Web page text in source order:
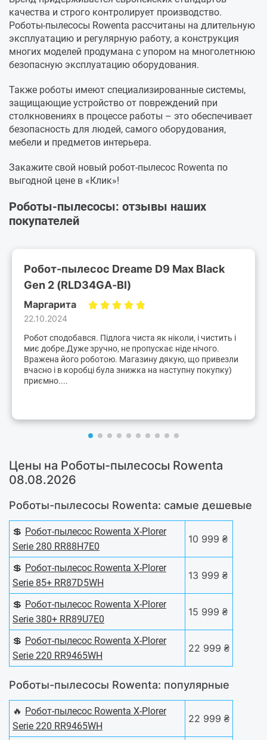
качества и строго контролирует производство.
Роботы-пылесосы Rowenta рассчитаны на длительную
эксплуатацию и регулярную работу, а конструкция
многих моделей продумана с упором на многолетнюю
безопасную эксплуатацию оборудования.
Также роботы имеют специализированные системы,
защищающие устройство от повреждений при
столкновениях в процессе работы – это обеспечивает
безопасность для людей, самого оборудования,
мебели и предметов интерьера.
Закажите свой новый робот-пылесос Rowenta по
выгодной цене в «Клик»!
Роботы-пылесосы: отзывы наших
покупателей
Робот-пылесос Dreame D9 Max Black
Gen 2 (RLD34GA-Bl)
Маргарита
22.10.2024
Робот сподобався. Підлога чиста як ніколи, і чистить і
миє добре.Дуже зручно, не пропускає ніде нічого.
Вражена його роботою. Магазину дякую, що привезли
вчасно і в коробці була знижка на наступну покупку)
приємно....
Цены на Роботы-пылесосы Rowenta
08.08.2026
Роботы-пылесосы Rowenta: самые дешевые
💲 Робот-пылесос Rowenta X-Plorer
Serie 280 RR88H7E0
10 999 ₴
💲 Робот-пылесос Rowenta X-Plorer
Serie 85+ RR87D5WH
13 999 ₴
💲 Робот-пылесос Rowenta X-Plorer
Serie 380+ RR89U7E0
15 999 ₴
💲 Робот-пылесос Rowenta X-Plorer
Serie 220 RR9465WH
22 999 ₴
Роботы-пылесосы Rowenta: популярные
🔥 Робот-пылесос Rowenta X-Plorer
Serie 220 RR9465WH
22 999 ₴